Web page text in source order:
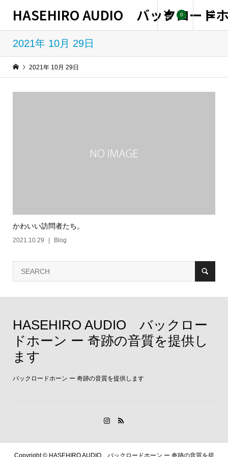
HASEHIRO AUDIO バックロード
0
2021年 10月 29日
2021年 10月 29日
かわいい訪問者たち。
2021.10.29 Blog
HASEHIRO AUDIO バックロー
ドホーン ー 奇跡の音質を提供し
ます
バックロードホーン ー 奇跡の音質を提供します
Copyright ©HASEHIRO AUDIO バックロードホーン ー 奇跡の音質を提